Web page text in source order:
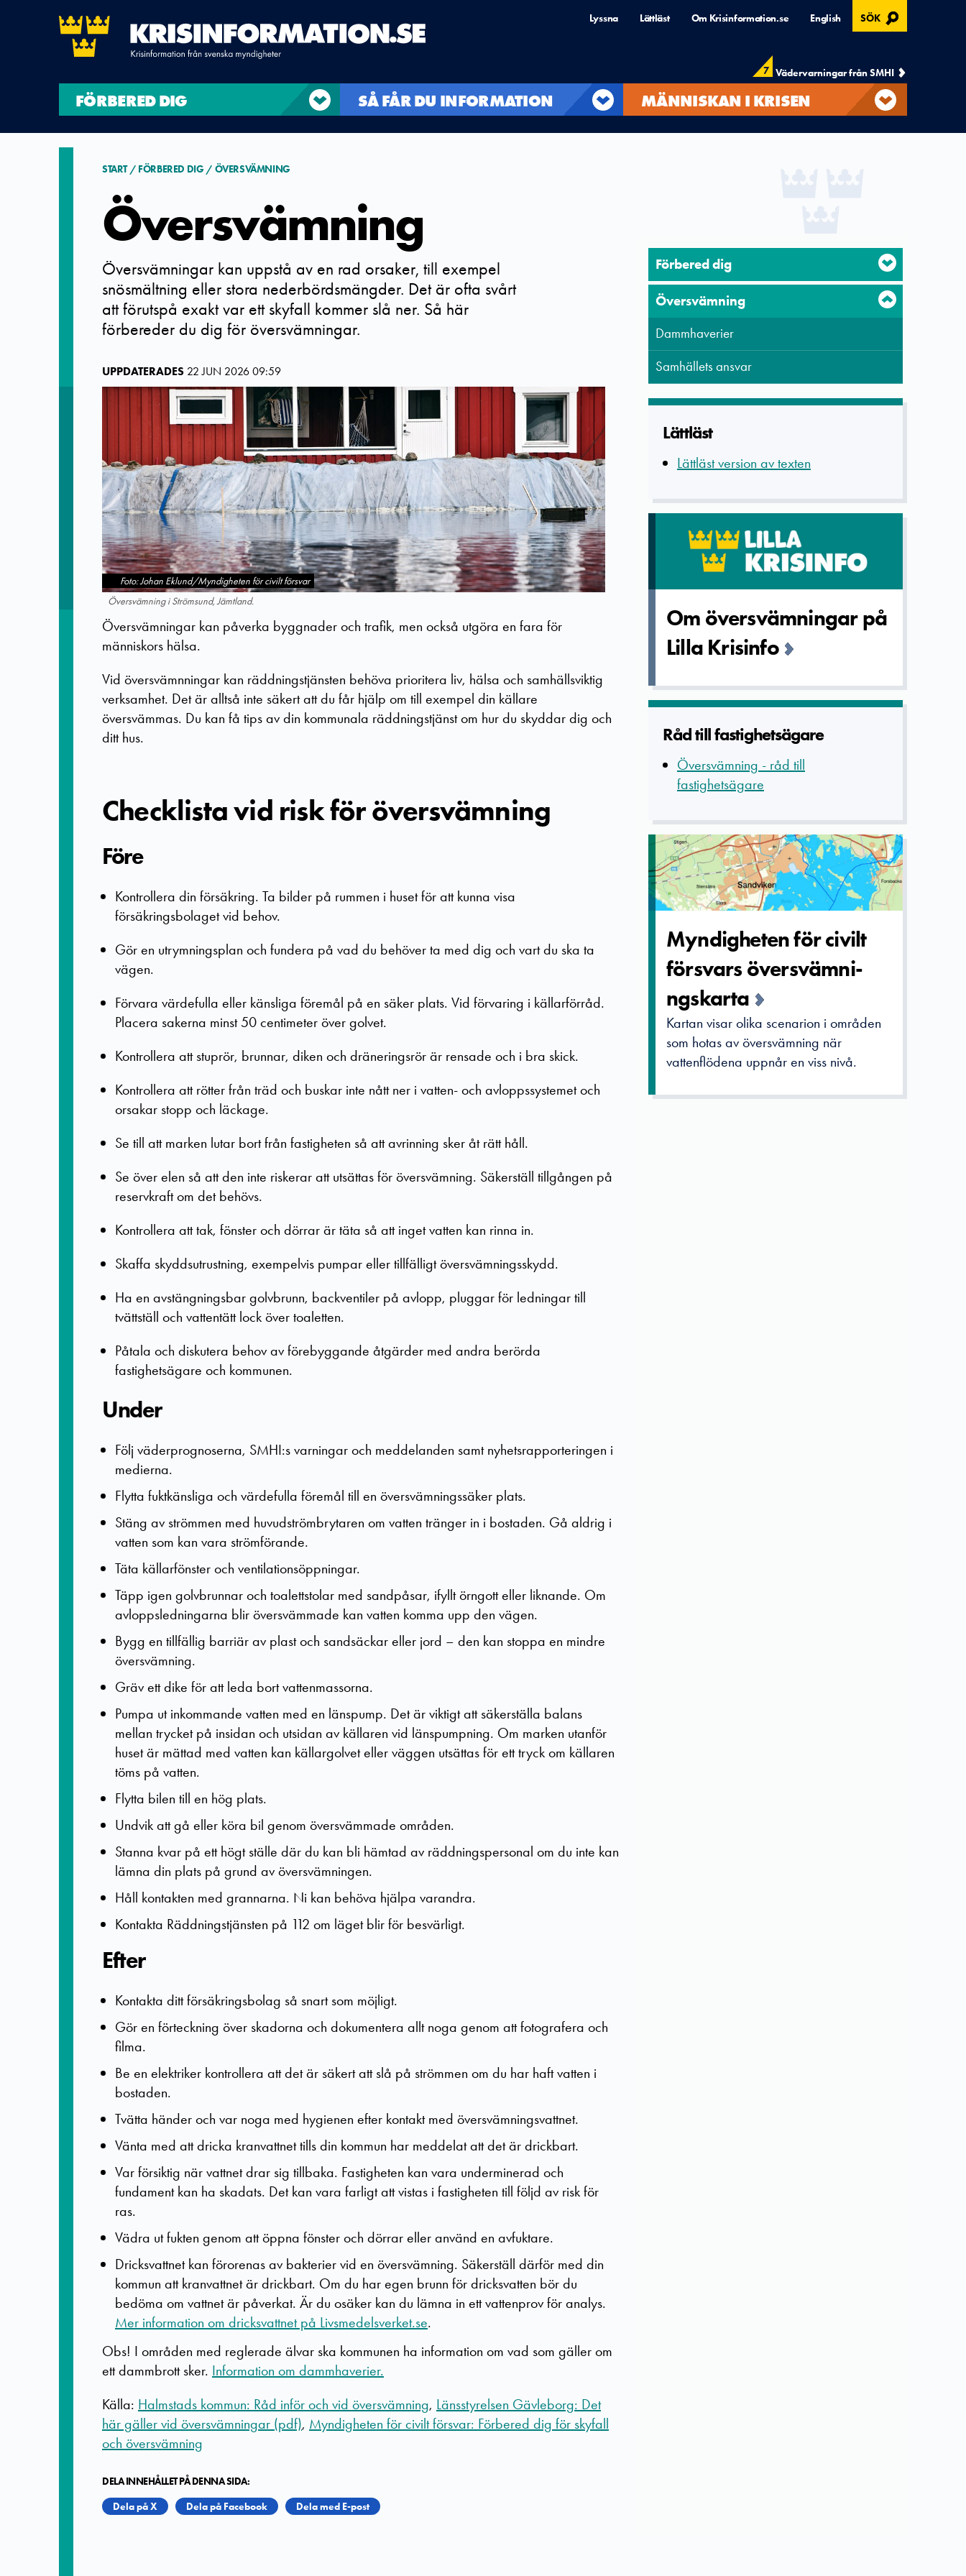
Lyssna Lättläst Om Krisinformation.se English SÖK , ÖPPNAS I MODAL
7 Vädervarningar från SMHI
FÖRBERED DIG SÅ FÅR DU INFORMATION MÄNNISKAN I KRISEN
START FÖRBERED DIG ÖVERSVÄMNING
Översvämning
Översvämningar kan uppstå av en rad orsaker, till exempel
snösmältning eller stora nederbördsmängder. Det är ofta svårt
att förutspå exakt var ett skyfall kommer slå ner. Så här
förbereder du dig för översvämningar.
UPPDATERADES 22 JUN 2026 09:59
Foto: Johan Eklund/Myndigheten för civilt försvar
Översvämning i Strömsund, Jämtland.
Översvämningar kan påverka byggnader och trafik, men också utgöra en fara för
människors hälsa.
Vid översvämnningar kan räddningstjänsten behöva prioritera liv, hälsa och samhällsviktig
verksamhet. Det är alltså inte säkert att du får hjälp om till exempel din källare
översvämmas. Du kan få tips av din kommunala räddningstjänst om hur du skyddar dig och
ditt hus.
Checklista vid risk för översvämning
Före
Kontrollera din försäkring. Ta bilder på rummen i huset för att kunna visa
försäkringsbolaget vid behov.
Gör en utrymningsplan och fundera på vad du behöver ta med dig och vart du ska ta
vägen.
Förvara värdefulla eller känsliga föremål på en säker plats. Vid förvaring i källarförråd.
Placera sakerna minst 50 centimeter över golvet.
Kontrollera att stuprör, brunnar, diken och dräneringsrör är rensade och i bra skick.
Kontrollera att rötter från träd och buskar inte nått ner i vatten- och avloppssystemet och
orsakar stopp och läckage.
Se till att marken lutar bort från fastigheten så att avrinning sker åt rätt håll.
Se över elen så att den inte riskerar att utsättas för översvämning. Säkerställ tillgången på
reservkraft om det behövs.
Kontrollera att tak, fönster och dörrar är täta så att inget vatten kan rinna in.
Skaffa skyddsutrustning, exempelvis pumpar eller tillfälligt översvämningsskydd.
Ha en avstängningsbar golvbrunn, backventiler på avlopp, pluggar för ledningar till
tvättställ och vattentätt lock över toaletten.
Påtala och diskutera behov av förebyggande åtgärder med andra berörda
fastighetsägare och kommunen.
Under
Följ väderprognoserna, SMHI:s varningar och meddelanden samt nyhetsrapporteringen i
medierna.
Flytta fuktkänsliga och värdefulla föremål till en översvämningssäker plats.
Stäng av strömmen med huvudströmbrytaren om vatten tränger in i bostaden. Gå aldrig i
vatten som kan vara strömförande.
Täta källarfönster och ventilationsöppningar.
Täpp igen golvbrunnar och toalettstolar med sandpåsar, ifyllt örngott eller liknande. Om
avloppsledningarna blir översvämmade kan vatten komma upp den vägen.
Bygg en tillfällig barriär av plast och sandsäckar eller jord – den kan stoppa en mindre
översvämning.
Gräv ett dike för att leda bort vattenmassorna.
Pumpa ut inkommande vatten med en länspump. Det är viktigt att säkerställa balans
mellan trycket på insidan och utsidan av källaren vid länspumpning. Om marken utanför
huset är mättad med vatten kan källargolvet eller väggen utsättas för ett tryck om källaren
töms på vatten.
Flytta bilen till en hög plats.
Undvik att gå eller köra bil genom översvämmade områden.
Stanna kvar på ett högt ställe där du kan bli hämtad av räddningspersonal om du inte kan
lämna din plats på grund av översvämningen.
Håll kontakten med grannarna. Ni kan behöva hjälpa varandra.
Kontakta Räddningstjänsten på 112 om läget blir för besvärligt.
Efter
Kontakta ditt försäkringsbolag så snart som möjligt.
Gör en förteckning över skadorna och dokumentera allt noga genom att fotografera och
filma.
Be en elektriker kontrollera att det är säkert att slå på strömmen om du har haft vatten i
bostaden.
Tvätta händer och var noga med hygienen efter kontakt med översvämningsvattnet.
Vänta med att dricka kranvattnet tills din kommun har meddelat att det är drickbart.
Var försiktig när vattnet drar sig tillbaka. Fastigheten kan vara underminerad och
fundament kan ha skadats. Det kan vara farligt att vistas i fastigheten till följd av risk för
ras.
Vädra ut fukten genom att öppna fönster och dörrar eller använd en avfuktare.
Dricksvattnet kan förorenas av bakterier vid en översvämning. Säkerställ därför med din
kommun att kranvattnet är drickbart. Om du har egen brunn för dricksvatten bör du
bedöma om vattnet är påverkat. Är du osäker kan du lämna in ett vattenprov för analys.
Mer information om dricksvattnet på Livsmedelsverket.se.
Obs! I områden med reglerade älvar ska kommunen ha information om vad som gäller om
ett dammbrott sker. Information om dammhaverier.
Källa: Halmstads kommun: Råd inför och vid översvämning, Länsstyrelsen Gävleborg: Det
här gäller vid översvämningar (pdf), Myndigheten för civilt försvar: Förbered dig för skyfall
och översvämning
DELA INNEHÅLLET PÅ DENNA SIDA:
Dela på X
Dela på Facebook Dela med E-post
Förbered dig
Översvämning
Dammhaverier
Samhällets ansvar
Lättläst
Lättläst version av texten
Om översvämni­ngar på
Lilla Krisinfo
Råd till fastighets­ägare
Översvämning - råd till
fastighetsägare
Myndighete­n för civilt
försvars översvämni­
ngskarta
Kartan visar olika scenarion i områden
som hotas av översvämning när
vattenflödena uppnår en viss nivå.